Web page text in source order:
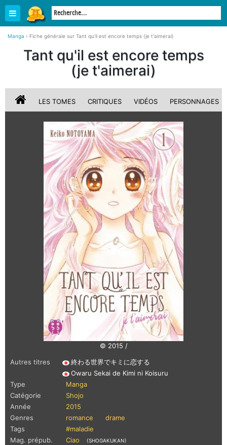
Manga › Fiche générale sur Tant qu'il est encore temps (je t'aimerai)
Tant qu'il est encore temps
(je t'aimerai)
LES TOMES CRITIQUES VIDÉOS PERSONNAGES
© 2015 /
Autres titres
終わる世界でキミに恋する
Owaru Sekai de Kimi ni Koisuru
Type
Manga
Catégorie
Shojo
Année
2015
Genres
romance
drame
Tags
#maladie
Mag. prépub.
Ciao (SHOGAKUKAN)